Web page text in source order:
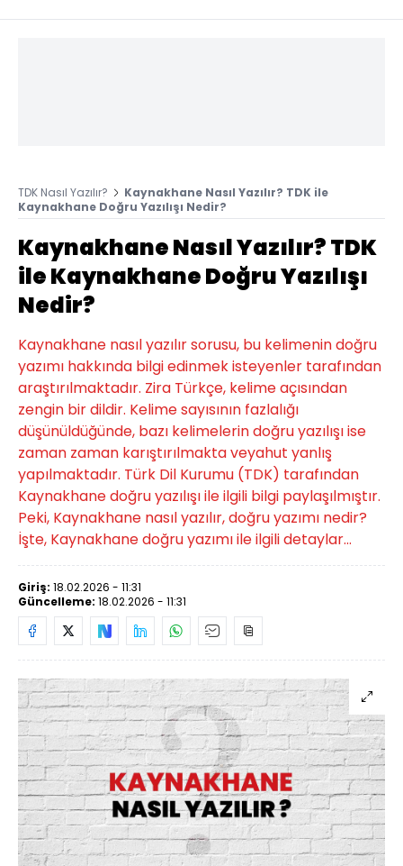
TDK Nasıl Yazılır?
Kaynakhane Nasıl Yazılır? TDK ile
Kaynakhane Doğru Yazılışı Nedir?
Kaynakhane Nasıl Yazılır? TDK
ile Kaynakhane Doğru Yazılışı
Nedir?
Kaynakhane nasıl yazılır sorusu, bu kelimenin doğru
yazımı hakkında bilgi edinmek isteyenler tarafından
araştırılmaktadır. Zira Türkçe, kelime açısından
zengin bir dildir. Kelime sayısının fazlalığı
düşünüldüğünde, bazı kelimelerin doğru yazılışı ise
zaman zaman karıştırılmakta veyahut yanlış
yapılmaktadır. Türk Dil Kurumu (TDK) tarafından
Kaynakhane doğru yazılışı ile ilgili bilgi paylaşılmıştır.
Peki, Kaynakhane nasıl yazılır, doğru yazımı nedir?
İşte, Kaynakhane doğru yazımı ile ilgili detaylar...
Giriş: 18.02.2026 - 11:31
Güncelleme: 18.02.2026 - 11:31